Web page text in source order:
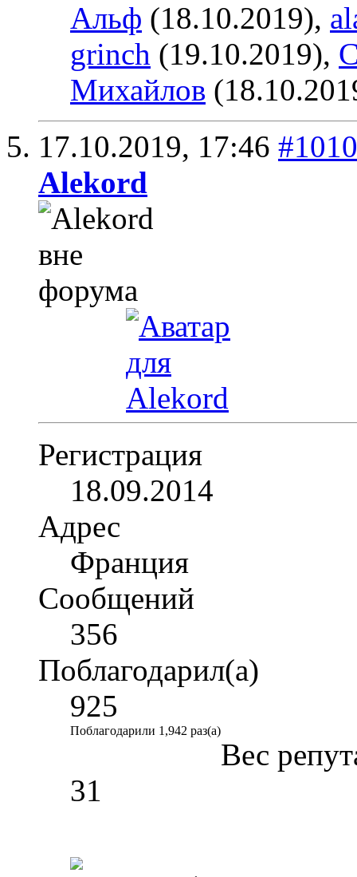
Альф (18.10.2019),
grinch (19.10.2019),
Михайлов
17.10.2019, 17:46
Alekord
Регистрация
18.09.2014
Адрес
Франция
Сообщений
356
Поблагодарил(а)
925
Поблагодарили 1,942 раз(а)
Вес
31